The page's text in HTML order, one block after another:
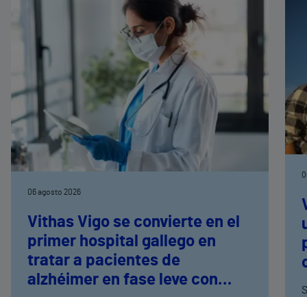
06 agosto 2026
Vithas Vigo se convierte en el
primer hospital gallego en
tratar a pacientes de
alzhéimer en fase leve con